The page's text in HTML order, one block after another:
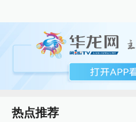
热点推荐